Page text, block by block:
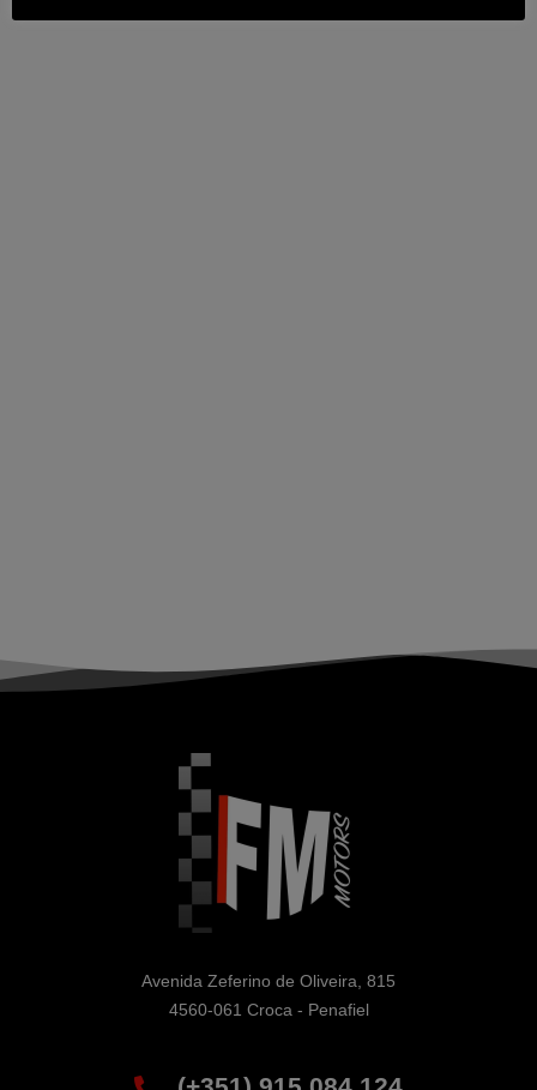
Avenida Zeferino de Oliveira, 815
4560-061 Croca - Penafiel